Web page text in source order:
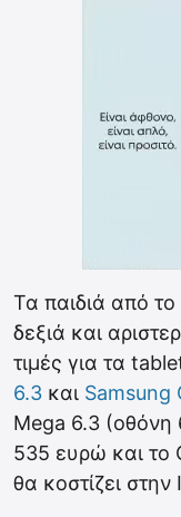
Τα παιδιά από
δεξιά και
τιμές για τα
6.3 και Samsung
Mega 6.3 (οθόνη
535 ευρώ και το
θα κοστίζει